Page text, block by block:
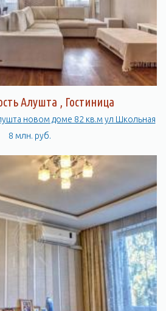
Алушта , Гостиница
Купить 2-к квартиру в Алушта новом доме 82 кв.м ул Школьная
8 млн. руб.